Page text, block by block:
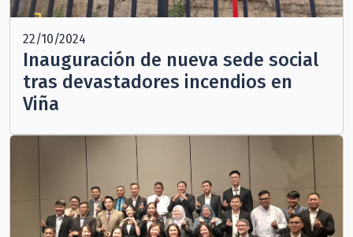
22/10/2024
Inauguración de nueva sede social
tras devastadores incendios en
Viña